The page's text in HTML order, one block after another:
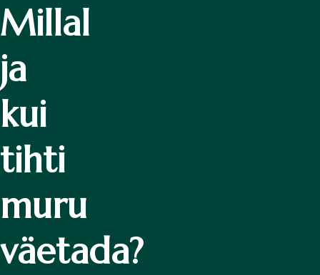
Millal
ja
kui
tihti
muru
väetada?